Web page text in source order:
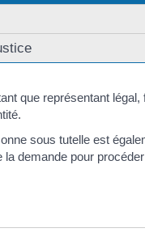
que représentant légal,
sous tutelle est
la demande pour